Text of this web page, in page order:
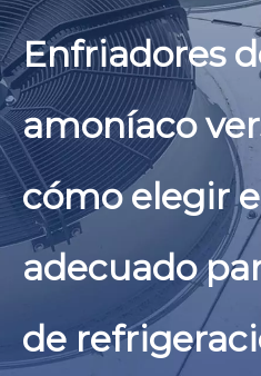
Enfriadores
amoníaco
cómo elegir
adecuado
de